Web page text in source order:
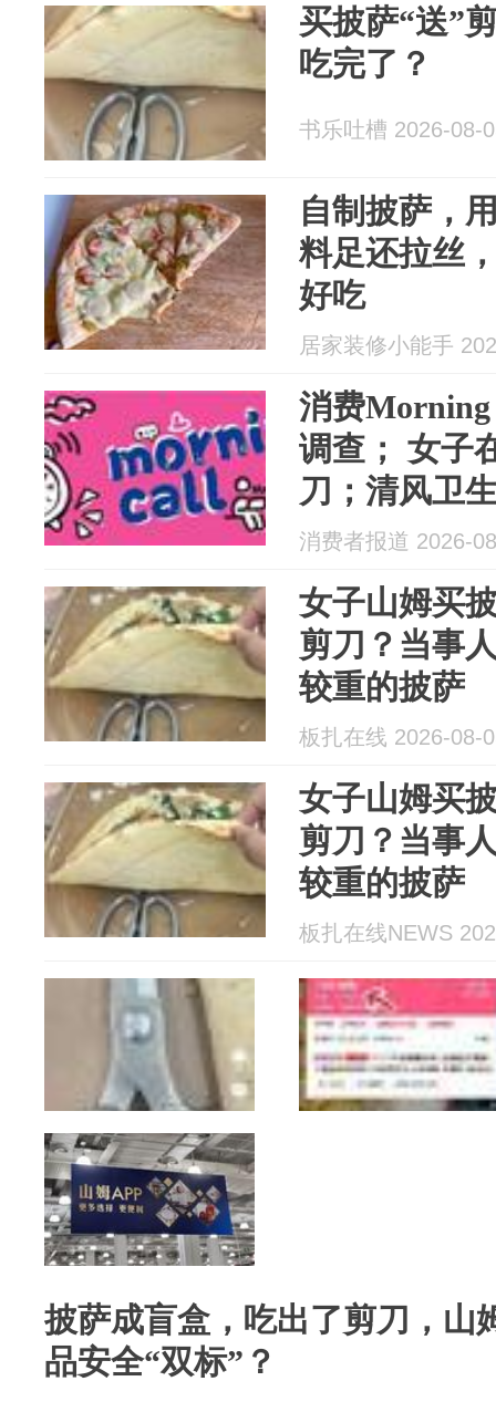
买披萨“送”
吃完了？
书乐吐槽 2026-08-
自制披萨，
料足还拉丝
好吃
居家装修小能手
消费
调查； 女子
刀；清风卫
已全渠道下
消费者报道 2026-
女子山姆买
剪刀？当事
较重的披萨
板扎在线 2026-08-
女子山姆买
剪刀？当事
较重的披萨
板扎在线NEWS
披萨成盲盒，吃出了剪刀，山
品安全“双标”？